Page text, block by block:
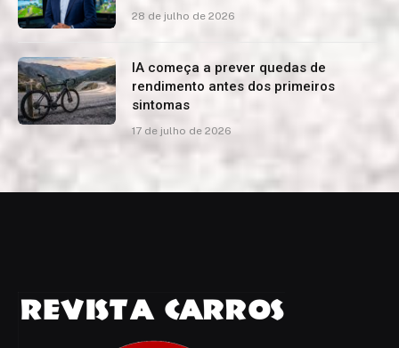
28 de julho de 2026
IA começa a prever quedas de
rendimento antes dos primeiros
sintomas
17 de julho de 2026